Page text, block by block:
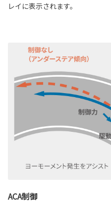
レイに表示されます。
ACA制御